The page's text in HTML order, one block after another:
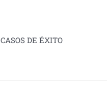
CASOS DE ÉXITO